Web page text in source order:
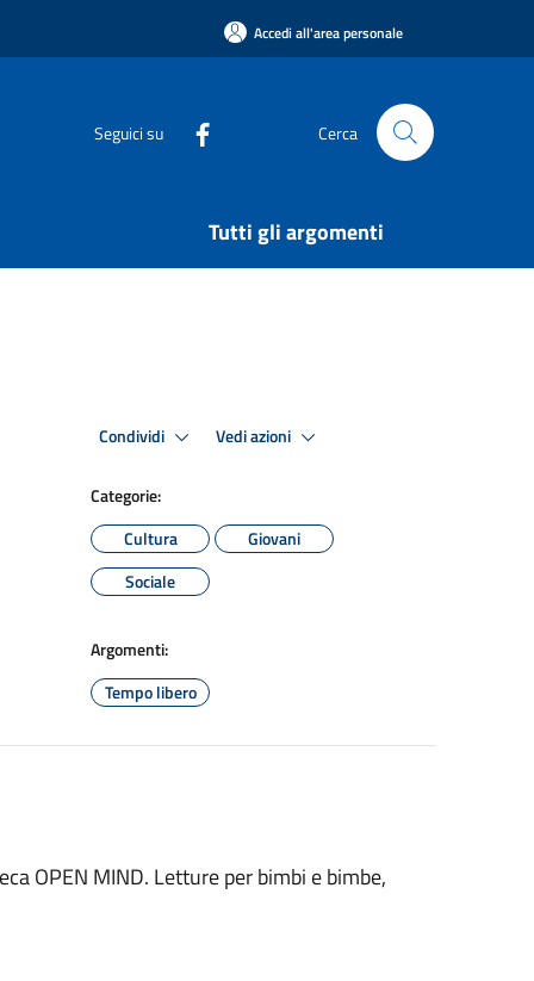
Accedi all'area personale
Seguici su Cerca
Tutti gli argomenti
Condividi Vedi azioni
Categorie:
Cultura
Giovani
Sociale
Argomenti:
Tempo libero
OPEN MIND. Letture per bimbi e bimbe,